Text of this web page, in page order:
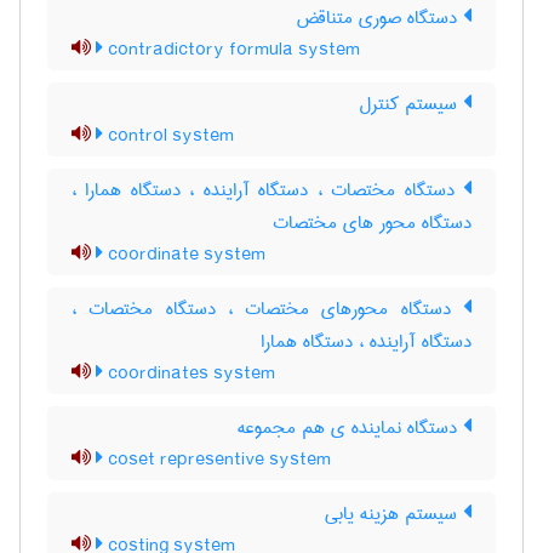
دستگاه صوری متناقض
contradictory formula system
سیستم کنترل
control system
دستگاه مختصات ، دستگاه آراینده ، دستگاه همارا ،
دستگاه محور های مختصات
coordinate system
دستگاه محورهای مختصات ، دستگاه مختصات ،
دستگاه آراینده ، دستگاه همارا
coordinates system
دستگاه نماینده ی هم مجموعه
coset representive system
سیستم هزینه یابی
costing system